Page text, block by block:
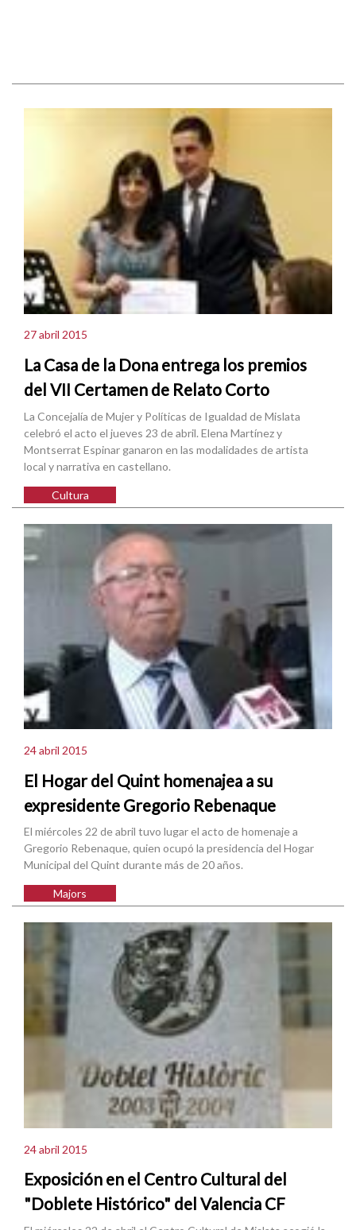
27 abril 2015
La Casa de la Dona entrega los premios
del VII Certamen de Relato Corto
La Concejalía de Mujer y Políticas de Igualdad de Mislata
celebró el acto el jueves 23 de abril. Elena Martínez y
Montserrat Espinar ganaron en las modalidades de artista
local y narrativa en castellano.
Cultura
24 abril 2015
El Hogar del Quint homenajea a su
expresidente Gregorio Rebenaque
El miércoles 22 de abril tuvo lugar el acto de homenaje a
Gregorio Rebenaque, quien ocupó la presidencia del Hogar
Municipal del Quint durante más de 20 años.
Majors
24 abril 2015
Exposición en el Centro Cultural del
"Doblete Histórico" del Valencia CF